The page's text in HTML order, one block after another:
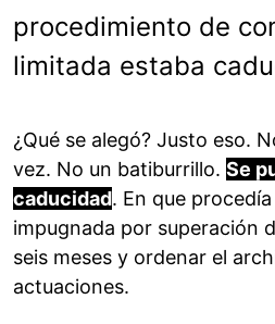
procedimiento de
limitada estaba
¿Qué se alegó? Justo eso.
vez. No un batiburrillo. Se
caducidad. En que
impugnada por superación
seis meses y ordenar el
actuaciones.